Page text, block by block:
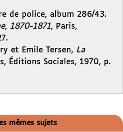
de police, album 286/43.
1870-1871, Paris,
et Emile Tersen, La
Éditions Sociales, 1970, p.
mêmes sujets